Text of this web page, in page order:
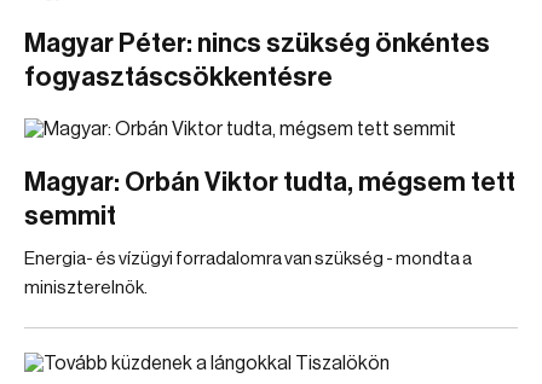
Magyar Péter: nincs szükség önkéntes
fogyasztáscsökkentésre
Magyar: Orbán Viktor tudta, mégsem tett
semmit
Energia- és vízügyi forradalomra van szükség - mondta a
miniszterelnök.